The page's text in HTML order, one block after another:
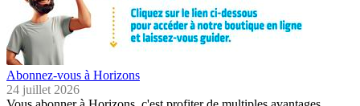
Abonnez-vous à Horizons
24 juillet 2026